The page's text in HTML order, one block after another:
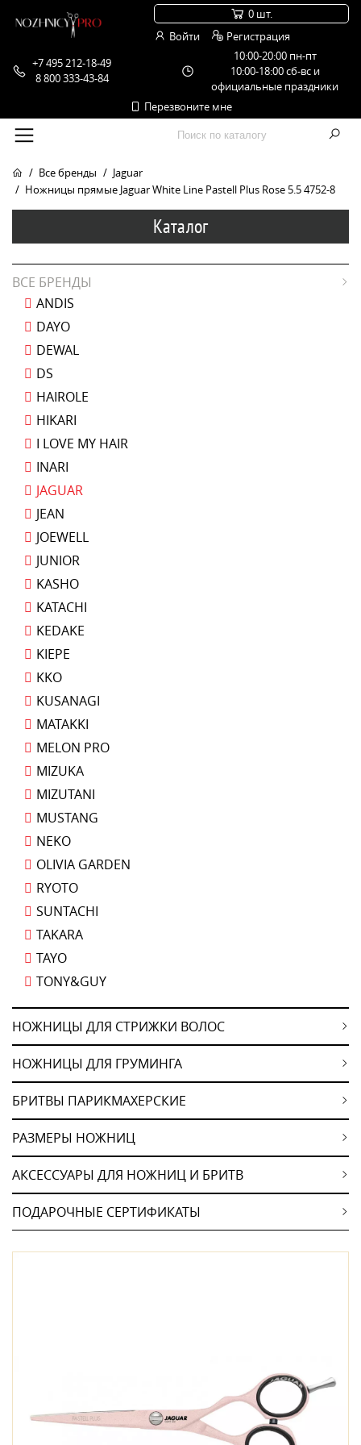
+7 495 212-18-49
8 800 333-43-84
10:00-20:00 пн-пт
10:00-18:00 сб-вс и
официальные праздники
Перезвоните мне
0 шт.
Войти
Регистрация
Все бренды
Jaguar
Ножницы прямые Jaguar White Line Pastell Plus Rose 5.5 4752-8
Каталог
ВСЕ БРЕНДЫ
ANDIS
DAYO
DEWAL
DS
HAIROLE
HIKARI
I LOVE MY HAIR
INARI
JAGUAR
JEAN
JOEWELL
JUNIOR
KASHO
KATACHI
KEDAKE
KIEPE
KKO
KUSANAGI
MATAKKI
MELON PRO
MIZUKA
MIZUTANI
MUSTANG
NEKO
OLIVIA GARDEN
RYOTO
SUNTACHI
TAKARA
TAYO
TONY&GUY
НОЖНИЦЫ ДЛЯ СТРИЖКИ ВОЛОС
НОЖНИЦЫ ДЛЯ ГРУМИНГА
БРИТВЫ ПАРИКМАХЕРСКИЕ
РАЗМЕРЫ НОЖНИЦ
АКСЕССУАРЫ ДЛЯ НОЖНИЦ И БРИТВ
ПОДАРОЧНЫЕ СЕРТИФИКАТЫ